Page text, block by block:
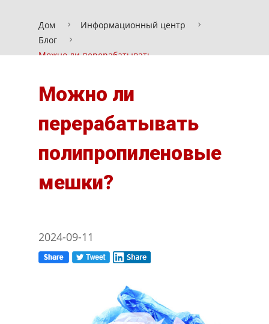
Дом
Информационный центр
Блог
Можно ли перерабатывать
Можно ли
перерабатывать
полипропиленовые
мешки?
2024-09-11